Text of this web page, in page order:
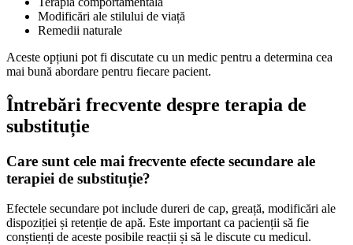
Modificări ale stilului de viață
Remedii naturale
Aceste opțiuni pot fi discutate cu un medic pentru a determina cea
mai bună abordare pentru fiecare pacient.
Întrebări frecvente despre terapia de
substituție
Care sunt cele mai frecvente efecte secundare ale
terapiei de substituție?
Efectele secundare pot include dureri de cap, greață, modificări ale
dispoziției și retenție de apă. Este important ca pacienții să fie
conștienți de aceste posibile reacții și să le discute cu medicul.